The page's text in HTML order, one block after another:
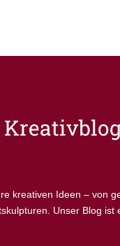
kreativen Ideen – von
Unser Blog ist